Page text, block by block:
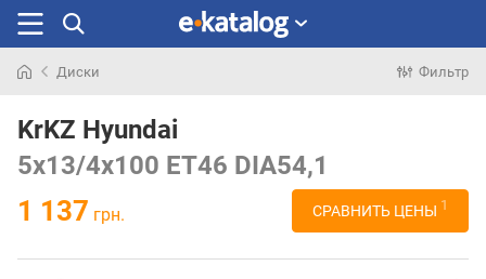
раньше
Диски Фильтр
KrKZ Hyundai
5x13/4x100 ET46 DIA54,1
1 137 грн. СРАВНИТЬ ЦЕНЫ 1